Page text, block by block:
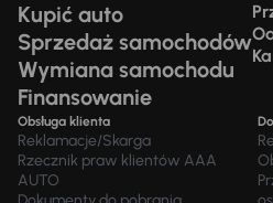
Kupić auto
Sprzedaż samochodów
Wymiana samochodu
Finansowanie
Obsługa klienta
Reklamacje/Skarga
Rzecznik praw klientów AAA
AUTO